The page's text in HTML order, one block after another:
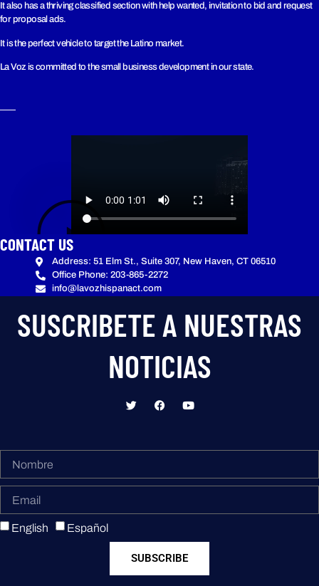
It also has a thriving classified section with help wanted, invitation to bid and request
for proposal ads.
It is the perfect vehicle to target the Latino market.
La Voz is committed to the small business development in our state.
CONTACT US
Address: 51 Elm St., Suite 307, New Haven, CT 06510
Office Phone: 203-865-2272
info@lavozhispanact.com
SUSCRIBETE A NUESTRAS
NOTICIAS
English Español
SUBSCRIBE